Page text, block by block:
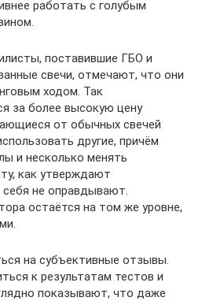
работать с голубым
поставившие ГБО и
свечи, отмечают, что они
ходом. Так
за более высокую цену
от обычных свечей
другие, причём
и несколько менять
как утверждают
не оправдывают.
остаётся на том же уровне,
на субъективные отзывы.
к результатам тестов и
показывают, что даже